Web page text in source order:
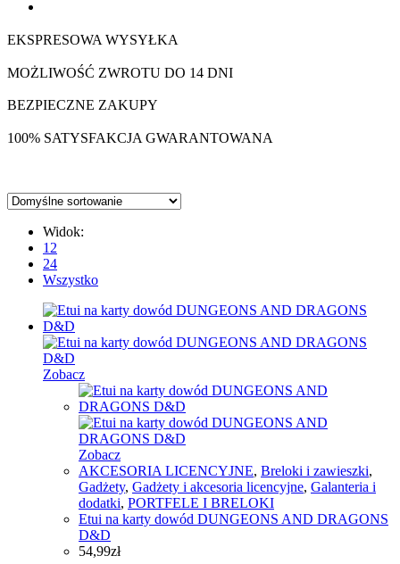
EKSPRESOWA WYSYŁKA
MOŻLIWOŚĆ ZWROTU DO 14 DNI
BEZPIECZNE ZAKUPY
100% SATYSFAKCJA GWARANTOWANA
Widok:
12
24
Wszystko
Zobacz
Zobacz
AKCESORIA LICENCYJNE, Breloki i zawieszki,
Gadżety, Gadżety i akcesoria licencyjne, Galanteria i
dodatki, PORTFELE I BRELOKI
Etui na karty dowód DUNGEONS AND DRAGONS
D&D
54,99zł